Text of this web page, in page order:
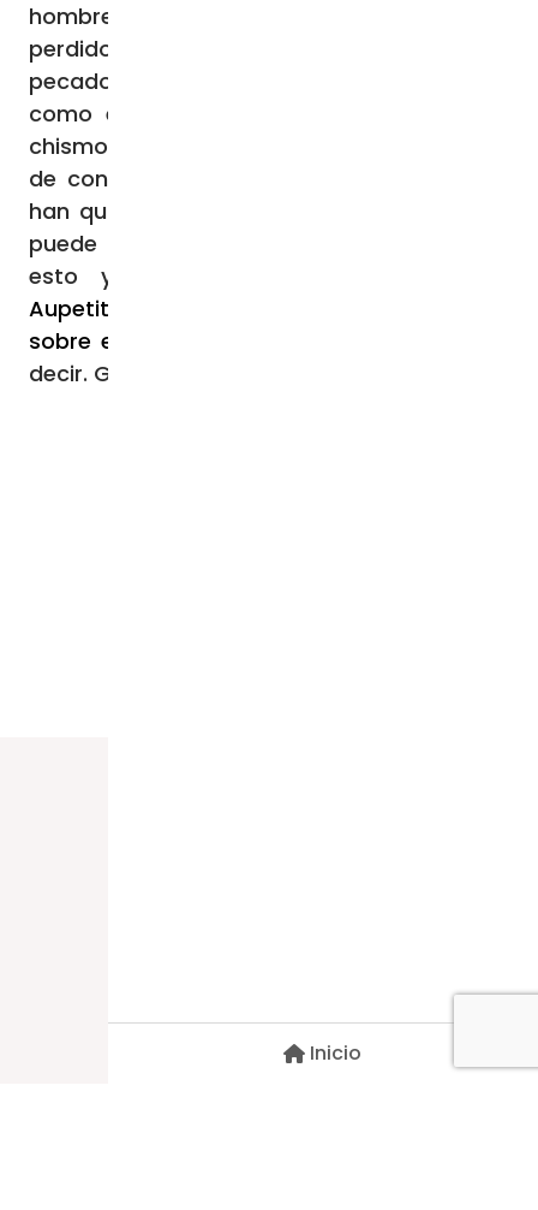
hombre no podrá gobernar, porque ha
perdido la fama, no por su pecado ―que es
pecado, como el de Pedro, como el mío,
como el tuyo, ¡es pecado!― pero por el
chismorreo de las personas responsables
de contar las cosas. Un hombre al que le
han quitado la fama así, públicamente, no
puede gobernar. Y esta es la injusticia. Por
esto yo
Aupetit no sobre el altar de la verdad, sino
sobre el altar de la hipocresía
decir. Gracias.
Inicio